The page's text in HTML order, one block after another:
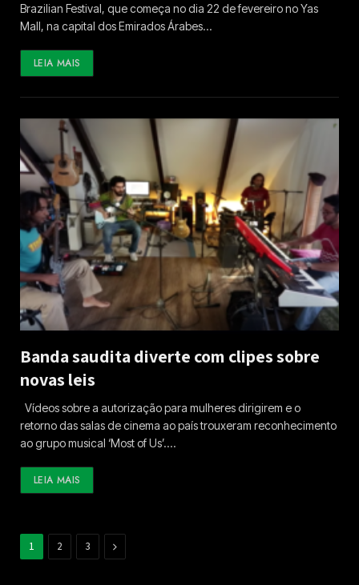
Brazilian Festival, que começa no dia 22 de fevereiro no Yas
Mall, na capital dos Emirados Árabes…
LEIA MAIS
Banda saudita diverte com clipes sobre
novas leis
Vídeos sobre a autorização para mulheres dirigirem e o
retorno das salas de cinema ao país trouxeram reconhecimento
ao grupo musical ‘Most of Us’.…
LEIA MAIS
1 2 3 Next